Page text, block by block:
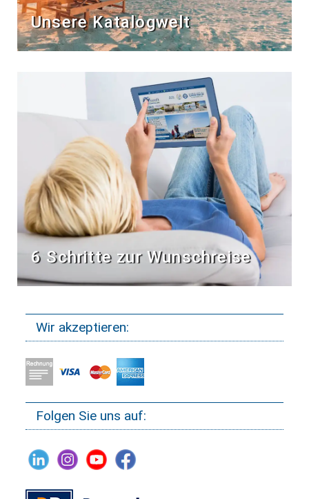
Unsere Katalogwelt
6 Schritte zur Wunschreise
Wir akzeptieren:
Folgen Sie uns auf: